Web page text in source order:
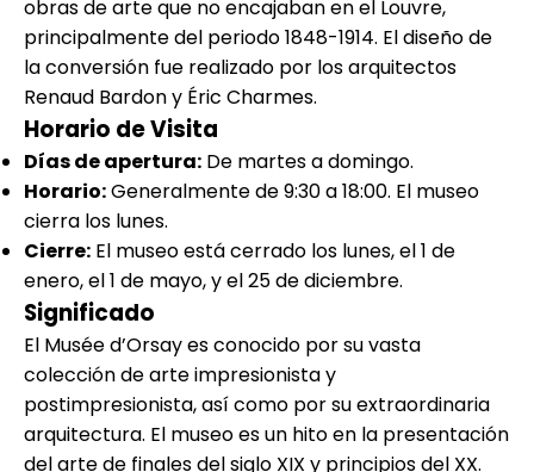
obras de arte que no encajaban en el Louvre,
principalmente del periodo 1848-1914. El diseño de
la conversión fue realizado por los arquitectos
Renaud Bardon y Éric Charmes.
Horario de Visita
Días de apertura: De martes a domingo.
Horario:Generalmente de 9:30 a 18:00. El museo
cierra los lunes.
Cierre: El museo está cerrado los lunes, el 1 de
enero, el 1 de mayo, y el 25 de diciembre.
Significado
El Musée d’Orsay es conocido por su vasta
colección de arte impresionista y
postimpresionista, así como por su extraordinaria
arquitectura. El museo es un hito en la presentación
del arte de finales del siglo XIX y principios del XX.